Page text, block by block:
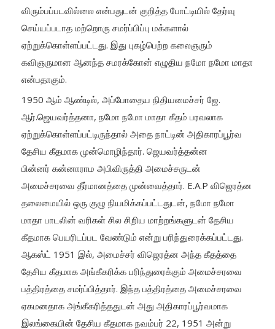
விரும்பப்படவில்லை என்பதுடன் குறித்த போட்டியில் தேர்வு
செய்யப்படாத மற்றொரு சமர்ப்பிப்பு மக்களால்
ஏற்றுக்கொள்ளப்பட்டது. இது புகழ்பெற்ற கலைஞரும்
கவிஞருமான ஆனந்த சமரக்கோன் எழுதிய நமோ நமோ மாதா
என்பதாகும்.
1950 ஆம் ஆண்டில், அப்போதைய நிதியமைச்சர் ஜே.
ஆர்.ஜெயவர்த்தனா, நமோ நமோ மாதா கீதம் பரவலாக
ஏற்றுக்கொள்ளப்பட்டிருந்தால் அதை நாட்டின் அதிகாரப்பூர்வ
தேசிய கீதமாக முன்மொழிந்தார். ஜெயவர்த்தன்ன
பின்னர் கன்னாராம அபிவிருத்தி அமைச்சருடன்
அமைச்சரவை தீர்மானத்தை முன்வைத்தார். E.A.P விஜெரத்ன
தலைமையில் ஒரு குழு நியமிக்கப்பட்டதுடன், நமோ நமோ
மாதா பாடலின் வரிகள் சில சிறிய மாற்றங்களுடன் தேசிய
கீதமாக பெயரிடப்பட வேண்டும் என்று பரிந்துரைக்கப்பட்டது.
ஆகஸ்ட் 1951 இல், அமைச்சர் விஜெரத்ன அந்த கீதத்தை
தேசிய கீதமாக அங்கீகரிக்க பரிந்துரைக்கும் அமைச்சரவை
பத்திரத்தை சமர்ப்பித்தார். இந்த பத்திரத்தை அமைச்சரவை
ஏகமனதாக அங்கீகரித்ததுடன் அது அதிகாரப்பூர்வமாக
இலங்கையின் தேசிய கீதமாக நவம்பர் 22, 1951 அன்று